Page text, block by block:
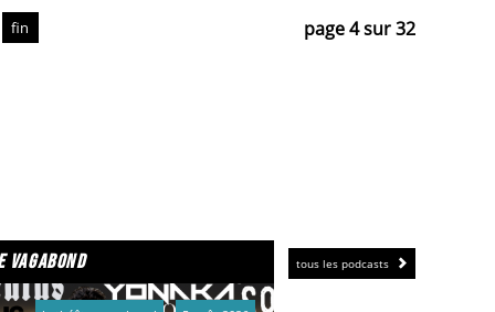
De toute façon, on se retrouve dans la rue !
page 4 sur 32
fin
tous les podcasts